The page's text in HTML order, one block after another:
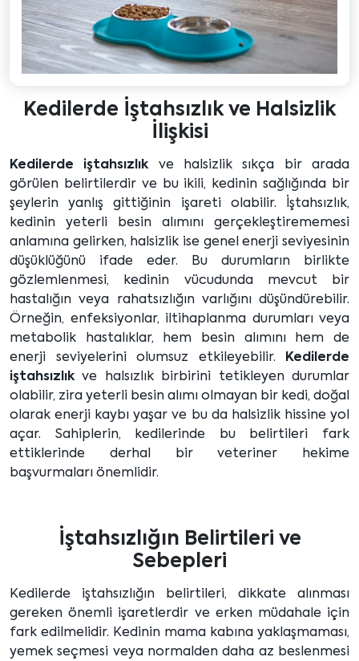
Kedilerde İştahsızlık ve Halsizlik
İlişkisi
Kedilerde iştahsızlıkve halsizlik sıkça bir arada
görülen belirtilerdir ve bu ikili, kedinin sağlığında bir
şeylerin yanlış gittiğinin işareti olabilir. İştahsızlık,
kedinin yeterli besin alımını gerçekleştirememesi
anlamına gelirken, halsizlik ise genel enerji seviyesinin
düşüklüğünü ifade eder. Bu durumların birlikte
gözlemlenmesi, kedinin vücudunda mevcut bir
hastalığın veya rahatsızlığın varlığını düşündürebilir.
Örneğin, enfeksiyonlar, iltihaplanma durumları veya
metabolik hastalıklar, hem besin alımını hem de
enerji seviyelerini olumsuz etkileyebilir.
Kedilerde
iştahsızlıkve halsızlık birbirini tetikleyen durumlar
olabilir, zira yeterli besin alımı olmayan bir kedi, doğal
olarak enerji kaybı yaşar ve bu da halsizlik hissine yol
açar. Sahiplerin, kedilerinde bu belirtileri fark
ettiklerinde derhal bir veteriner hekime
başvurmaları önemlidir.
İştahsızlığın Belirtileri ve
Sebepleri
Kedilerde iştahsızlığın belirtileri, dikkate alınması
gereken önemli işaretlerdir ve erken müdahale için
fark edilmelidir. Kedinin mama kabına yaklaşmaması,
yemek seçmesi veya normalden daha az beslenmesi